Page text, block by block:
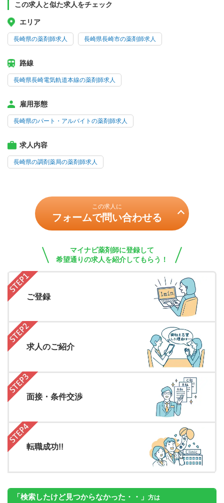
この求人と似た求人をチェック
エリア
長崎県の薬剤師求人 長崎県長崎市の薬剤師求人
路線
長崎県長崎電気軌道本線の薬剤師求人
雇用形態
長崎県のパート・アルバイトの薬剤師求人
求人内容
長崎県の調剤薬局の薬剤師求人
この求人に
フォームで問い合わせる
マイナビ薬剤師に登録して
希望通りの求人を紹介してもらう！
ご登録
求人のご紹介
面接・条件交渉
転職成功!!
「検索したけど見つからなかった・・」 方は